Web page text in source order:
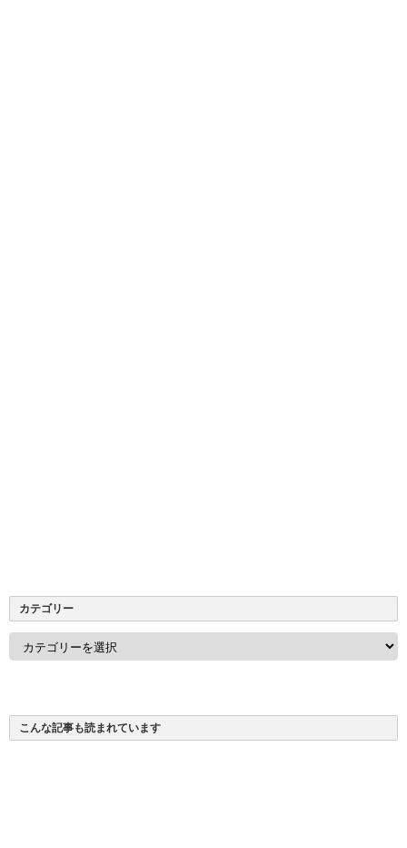
カテゴリー
こんな記事も読まれています